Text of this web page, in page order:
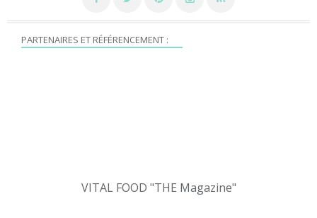
PARTENAIRES ET RÉFÉRENCEMENT :
VITAL FOOD "THE Magazine"